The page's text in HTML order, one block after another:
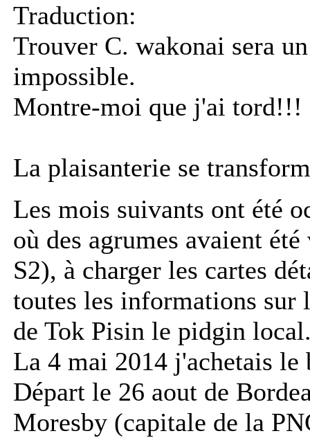
Traduction:
Trouver C. wakonai sera
impossible.
Montre-moi que j'ai tord!!!
La plaisanterie se
Les mois suivants ont été
où des agrumes avaient
S2), à charger les cartes
toutes les informations sur
de Tok Pisin le pidgin
La 4 mai 2014 j'achetais
Départ le 26 aout de
Moresby (capitale de la